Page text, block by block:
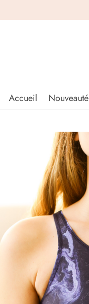
Accueil Nouveauté